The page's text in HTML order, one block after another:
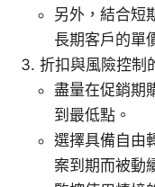
另外，結合短
長期客戶的單
折扣與風險控制
盡量在促銷期
到最低點。
選擇具備自由
案到期而被動